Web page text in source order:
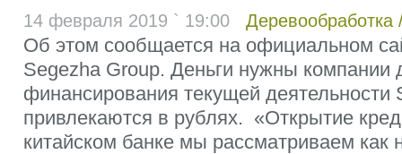
14 февраля 2019 ` 19:00 Деревообработка
Об этом сообщается на официальном
Segezha Group. Деньги нужны компании
финансирования текущей деятельности
привлекаются в рублях. «Открытие
китайском банке мы рассматриваем как